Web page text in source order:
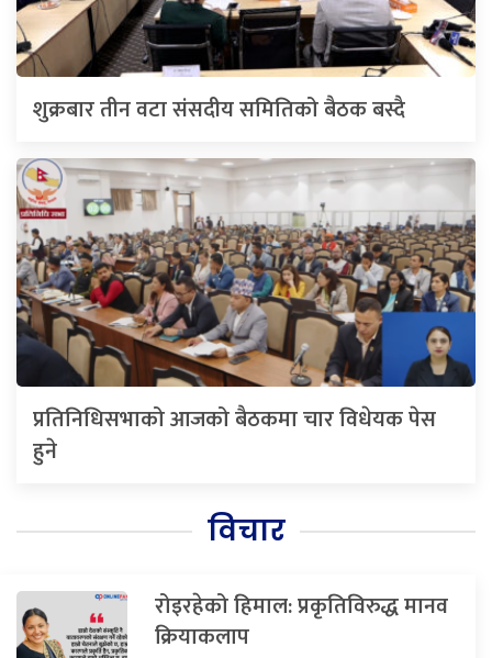
शुक्रबार तीन वटा संसदीय समितिको बैठक बस्दै
प्रतिनिधिसभाको आजको बैठकमा चार विधेयक पेस
हुने
विचार
रोइरहेको हिमाल: प्रकृतिविरुद्ध मानव
क्रियाकलाप